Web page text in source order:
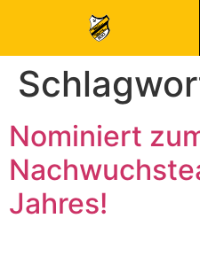
Nominiert
Jahres!